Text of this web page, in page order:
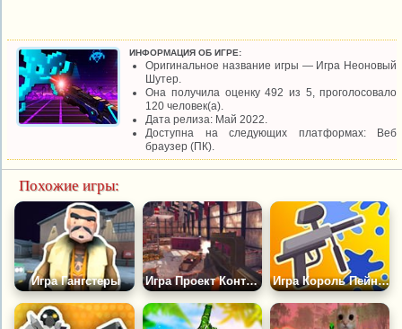
ИНФОРМАЦИЯ ОБ ИГРЕ:
Оригинальное название игры — Игра Неоновый
Шутер.
Она получила оценку 492 из 5, проголосовало
120 человек(а).
Дата релиза: Май 2022.
Доступна на следующих платформах: Веб
браузер (ПК).
Похожие игры:
Игра Гангстеры Игра Проект Контр Ассаулт Игра Король Пейнтбола